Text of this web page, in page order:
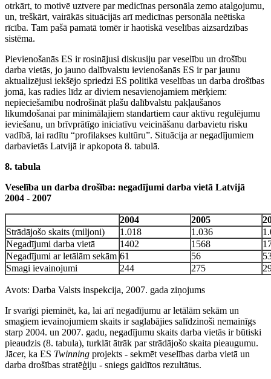
otrkārt, to motivē uztvere par medicīnas personāla zemo atalgojumu,
un, treškārt, vairākās situācijās arī medicīnas personāla neētiska
rīcība. Tam pašā pamatā tomēr ir haotiskā veselības aizsardzības
sistēma.
Pievienošanās ES ir rosinājusi diskusiju par veselību un drošību
darba vietās, jo jauno dalībvalstu ievienošanās ES ir par jaunu
aktualizējusi iekšējo spriedzi ES politikā veselības un darba drošības
jomā, kas radies līdz ar diviem nesavienojamiem mērķiem:
nepieciešamību nodrošināt plašu dalībvalstu pakļaušanos
likumdošanai par minimālajiem standartiem caur aktīvu regulējumu
ieviešanu, un brīvprātīgo iniciatīvu veicināšanu darbavietu risku
vadībā, lai radītu “profilakses kultūru”. Situācija ar negadījumiem
darbavietās Latvijā ir apkopota 8. tabulā.
8. tabula
Veselība un darba drošība: negadījumi darba vietā Latvijā
2004 - 2007
2004 2005
Strādājošo skaits (miljoni)
1.018 1.036
Negadījumi darba vietā
1402 1568
Negadījumi ar letālām sekām 61 56
Smagi ievainojumi
244 275
Avots: Darba Valsts inspekcija, 2007. gada ziņojums
Ir svarīgi pieminēt, ka, lai arī negadījumu ar letālām sekām un
smagiem ievainojumiem skaits ir saglabājies salīdzinoši nemainīgs
starp 2004. un 2007. gadu, negadījumu skaits darba vietās ir būtiski
pieaudzis (8. tabula), turklāt ātrāk par strādājošo skaita pieaugumu.
Jācer, ka ES Twinning projekts - sekmēt veselības darba vietā un
darba drošības stratēģiju - sniegs gaidītos rezultātus.